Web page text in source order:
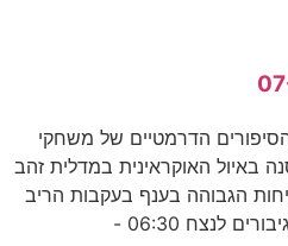
לנצח 06:00 - 06:30 הסיפורים הדרמטיים של משחקי
באיול האוקראינית במדלית זהב
הגבוהה בענף בעקבות הריב
לנצח 06:30 -